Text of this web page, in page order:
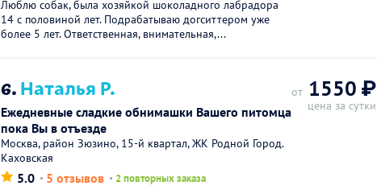
Люблю собак, была хозяйкой шоколадного лабрадора
14 с половиной лет. Подрабатываю догситтером уже
более 5 лет. Ответственная, внимательная,...
6.Наталья Р.
Ежедневные сладкие обнимашки Вашего питомца
пока Вы в отъезде
Москва, район Зюзино, 15-й квартал, ЖК Родной Город.
Каховская
5.0 5 отзывов 2 повторных заказа
от 1550 ₽
цена за сутки